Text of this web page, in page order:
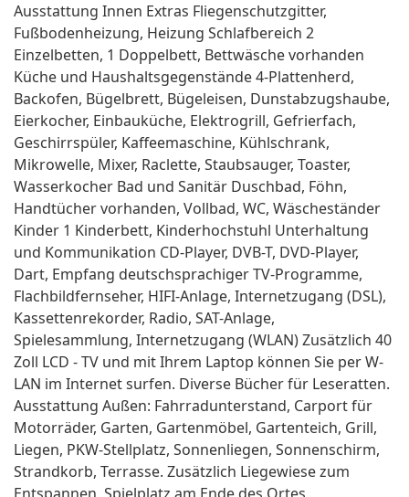
Ausstattung Innen Extras Fliegenschutzgitter,
Fußbodenheizung, Heizung Schlafbereich 2
Einzelbetten, 1 Doppelbett, Bettwäsche vorhanden
Küche und Haushaltsgegenstände 4-Plattenherd,
Backofen, Bügelbrett, Bügeleisen, Dunstabzugshaube,
Eierkocher, Einbauküche, Elektrogrill, Gefrierfach,
Geschirrspüler, Kaffeemaschine, Kühlschrank,
Mikrowelle, Mixer, Raclette, Staubsauger, Toaster,
Wasserkocher Bad und Sanitär Duschbad, Föhn,
Handtücher vorhanden, Vollbad, WC, Wäscheständer
Kinder 1 Kinderbett, Kinderhochstuhl Unterhaltung
und Kommunikation CD-Player, DVB-T, DVD-Player,
Dart, Empfang deutschsprachiger TV-Programme,
Flachbildfernseher, HIFI-Anlage, Internetzugang (DSL),
Kassettenrekorder, Radio, SAT-Anlage,
Spielesammlung, Internetzugang (WLAN) Zusätzlich 40
Zoll LCD - TV und mit Ihrem Laptop können Sie per W-
LAN im Internet surfen. Diverse Bücher für Leseratten.
Ausstattung Außen: Fahrradunterstand, Carport für
Motorräder, Garten, Gartenmöbel, Gartenteich, Grill,
Liegen, PKW-Stellplatz, Sonnenliegen, Sonnenschirm,
Strandkorb, Terrasse. Zusätzlich Liegewiese zum